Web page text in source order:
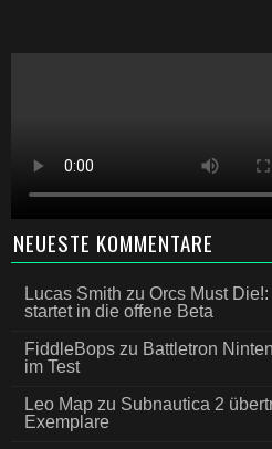
NEUESTE KOMMENTARE
Lucas Smith zu Orcs Must
startet in die offene Beta
FiddleBops zu Battletron
im Test
Leo Map zu Subnautica 2
Exemplare